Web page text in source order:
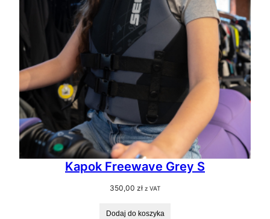
Kapok Freewave Grey S
350,00 zł z VAT
Dodaj do koszyka